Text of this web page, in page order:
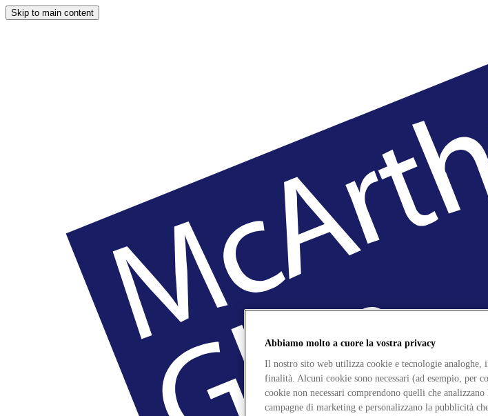
Skip to main content
Abbiamo molto a cuore la vostra privacy
Il nostro sito web utilizza cookie e tecnologie
finalità. Alcuni cookie sono necessari (ad esempio, per
cookie non necessari comprendono quelli che
campagne di marketing e personalizzano la pubblicità